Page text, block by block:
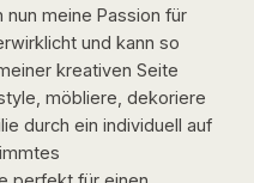
meine Passion für
und kann so
kreativen Seite
möbliere, dekoriere
durch ein individuell auf